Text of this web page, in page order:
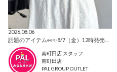
2026.08.06
話題のアイテム👀✨8/7（金）12時発売⭐CPCM新作
南町田店 スタッフ
南町田店
PAL GROUP OUTLET